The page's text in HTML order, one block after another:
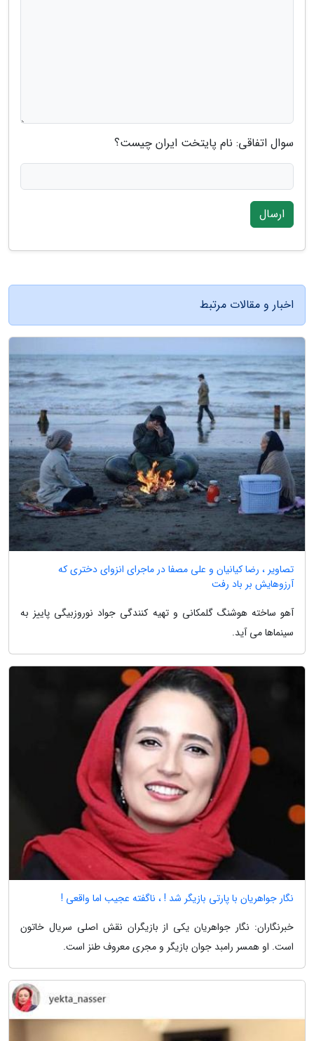
سوال اتفاقی: نام پایتخت ایران چیست؟
ارسال
اخبار و مقالات مرتبط
تصاویر ، رضا کیانیان و علی مصفا در ماجرای انزوای دختری که
آرزوهایش بر باد رفت
آهو ساخته هوشنگ گلمکانی و تهیه کنندگی جواد نوروزبیگی پاییز به
سینماها می آید.
نگار جواهریان با پارتی بازیگر شد ! ، ناگفته عجیب اما واقعی !
خبرنگاران: نگار جواهریان یکی از بازیگران نقش اصلی سریال خاتون
است. او همسر رامبد جوان بازیگر و مجری معروف طنز است.